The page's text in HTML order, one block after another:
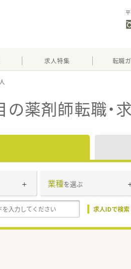
求人特集 転職
の薬剤師転職・
業種を選ぶ
求人IDで検索